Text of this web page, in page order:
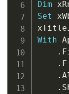
Dim
Set
With
.
.
.
.